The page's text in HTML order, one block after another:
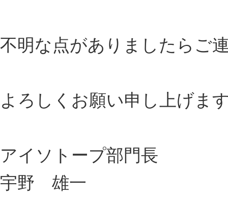
不明な点がありましたらご
よろしくお願い申し上げま
アイソトープ部門長
宇野 雄一